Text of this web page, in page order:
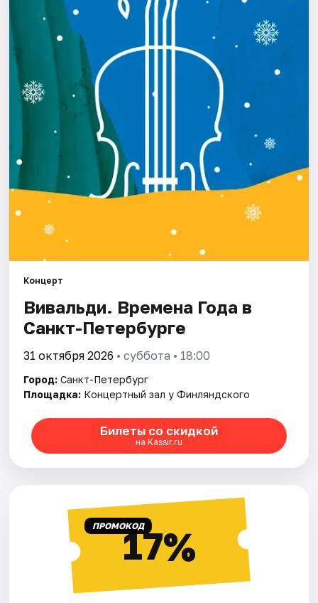
Площадки
Артисты
Рейтинги
Концерт
Вивальди. Времена Года в
Санкт-Петербурге
31 октября 2026 • суббота • 18:00
Город: Санкт-Петербург
Площадка: Концертный зал у Финляндского
Билеты со скидкой
на Kassir.ru
ПРОМОКОД17%